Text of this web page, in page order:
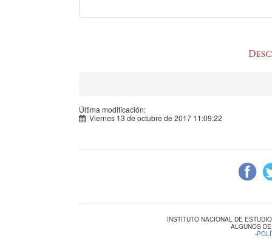
Última modificación:
Viernes 13 de octubre de 2017 11:09:22
INSTITUTO NACIONAL DE
ALGUNOS
-